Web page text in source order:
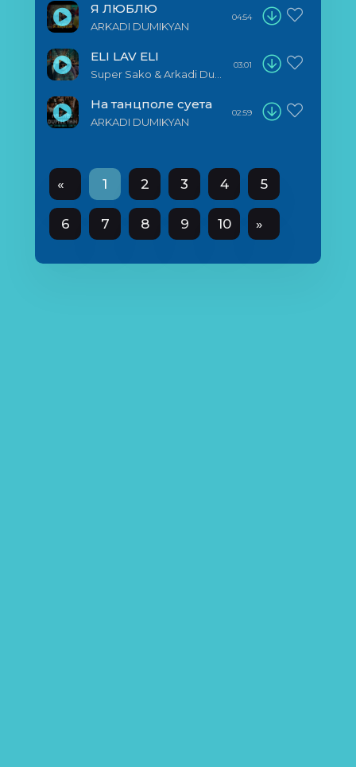
Я ЛЮБЛЮ
ARKADI DUMIKYAN
04:54
ELI LAV ELI
03:01
На танцполе суета
ARKADI DUMIKYAN
02:59
« 1 2 3 4 5
6 7 8 9 10 »